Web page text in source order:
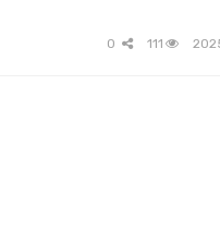
111